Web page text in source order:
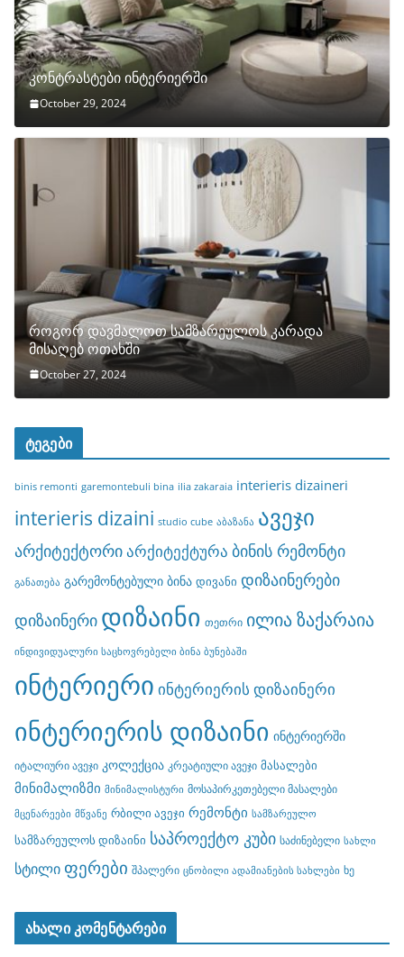
კონტრასტები ინტერიერში
October 29, 2024
როგორ დავმალოთ სამზარეულოს კარადა
მისაღებ ოთახში
October 27, 2024
ტეგები
binis remonti garemontebuli bina ilia zakaraia interieris dizaineri
interieris dizaini studio cube აბაზანა ავეჯი
არქიტექტორიარქიტექტურა ბინის რემონტი
განათება გარემონტებული ბინა დივანი დიზაინერები
დიზაინერი დიზაინი თეთრი ილია ზაქარაია
ინდივიდუალური საცხოვრებელი ბინა ბუნებაში
ინტერიერი ინტერიერის დიზაინერი
ინტერიერის დიზაინი ინტერიერში
იტალიური ავეჯი კოლექცია კრეატიული ავეჯი მასალები
მინიმალიზმი მინიმალისტური მოსაპირკეთებელი მასალები
მცენარეები მწვანე რბილი ავეჯი რემონტი სამზარეულო
სამზარეულოს დიზაინი საპროექტო კუბი საძინებელი სახლი
სტილი ფერები შპალერი ცნობილი ადამიანების სახლები ხე
ახალი კომენტარები